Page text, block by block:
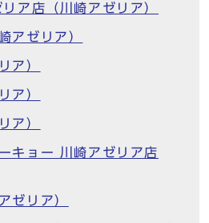
ア店（川崎アゼリア）
アゼリア）
ア）
ア）
ア）
キョー 川崎アゼリア店
ゼリア）